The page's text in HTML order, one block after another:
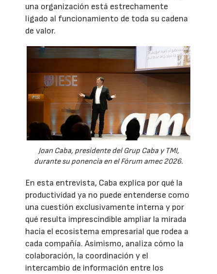
una organización está estrechamente
ligado al funcionamiento de toda su cadena
de valor.
Joan Caba, presidente del Grup Caba y TMI,
durante su ponencia en el Fórum amec 2026.
En esta entrevista, Caba explica por qué la
productividad ya no puede entenderse como
una cuestión exclusivamente interna y por
qué resulta imprescindible ampliar la mirada
hacia el ecosistema empresarial que rodea a
cada compañía. Asimismo, analiza cómo la
colaboración, la coordinación y el
intercambio de información entre los